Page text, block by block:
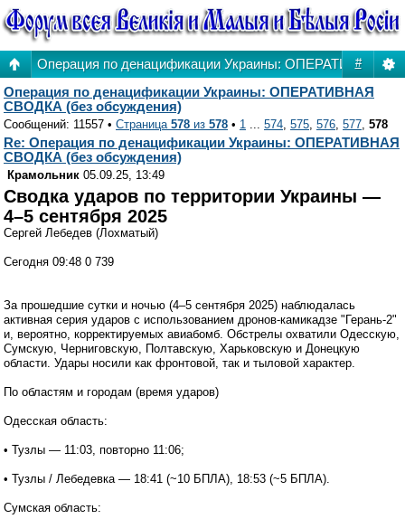
#
Операция по денацификации Украины: ОПЕРАТИВНАЯ
Операция по денацификации Украины: ОПЕРАТИВНАЯ
СВОДКА (без обсуждения)
Сообщений: 11557 • Страница 578 из 578 • 1 574 575 576 577 578
Re: Операция по денацификации Украины: ОПЕРАТИВНАЯ
СВОДКА (без обсуждения)
Крамольник 05.09.25, 13:49
Сводка ударов по территории Украины —
4–5 сентября 2025
Сергей Лебедев (Лохматый)
Сегодня 09:48 0 739
За прошедшие сутки и ночью (4–5 сентября 2025) наблюдалась
активная серия ударов с использованием дронов-камикадзе "Герань-2"
и, вероятно, корректируемых авиабомб. Обстрелы охватили Одесскую,
Сумскую, Черниговскую, Полтавскую, Харьковскую и Донецкую
области. Удары носили как фронтовой, так и тыловой характер.
По областям и городам (время ударов)
Одесская область:
• Тузлы — 11:03, повторно 11:06;
• Тузлы / Лебедевка — 18:41 (~10 БПЛА), 18:53 (~5 БПЛА).
Сумская область: